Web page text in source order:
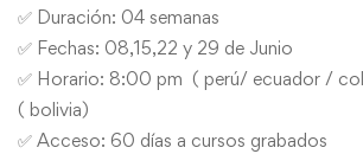
✅ Duración: 04 semanas
✅ Fechas: 08,15,22 y 29 de Junio
✅ Horario: 8:00 pm ( perú/ ecuador /
( bolivia)
✅ Acceso: 60 días a cursos grabados